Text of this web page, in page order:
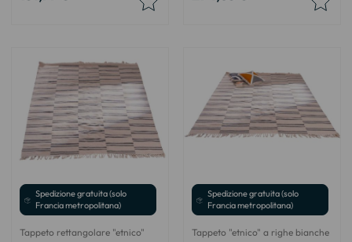
Spedizione gratuita (solo
Francia metropolitana)
Tappeto rettangolare "etnico"
Spedizione gratuita (solo
Francia metropolitana)
Tappeto "etnico" a righe bianche